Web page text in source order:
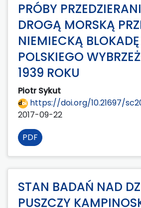
PRÓBY
DROGĄ MORSKĄ
NIEMIECKĄ BLOKADĘ
POLSKIEGO
1939 ROKU
Piotr Sykut
https://doi.org/10.21697/
2017-09-22
PDF
STAN BADAŃ NAD
PUSZCZY